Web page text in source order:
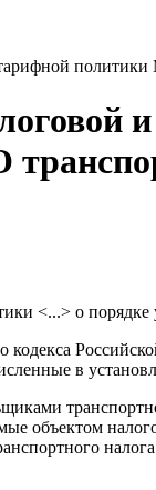
<...> о
кодекса
в
объектом